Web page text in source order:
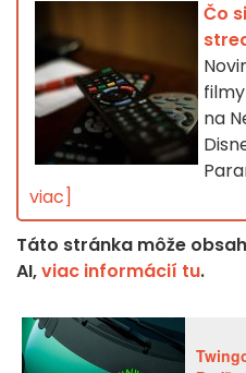
Čo
na
viac]
Táto stránka môže
AI,viac informácií tu.